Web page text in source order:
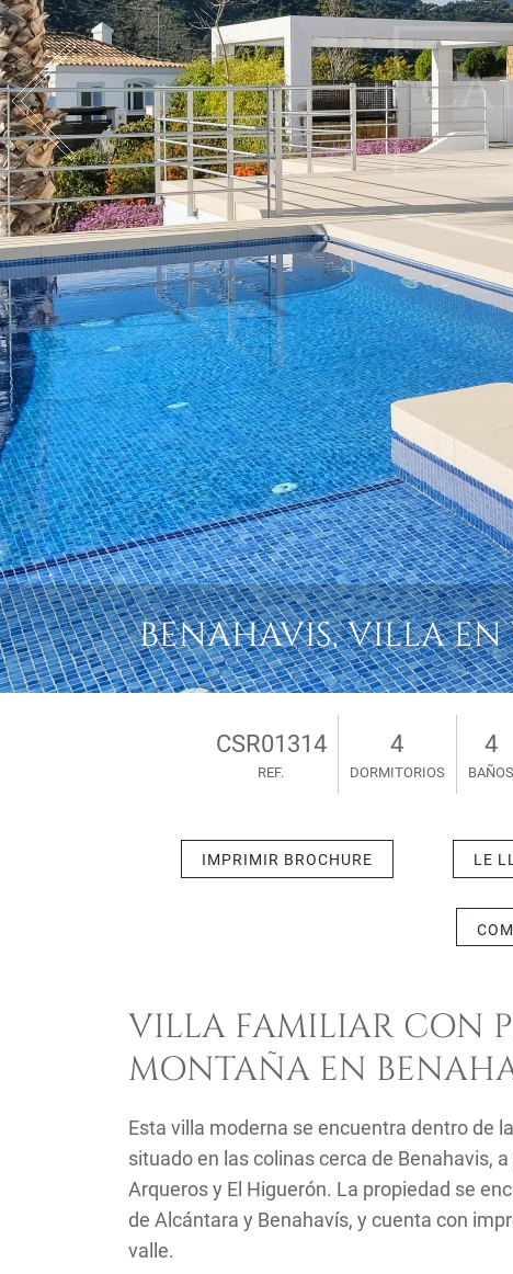
BENAHAVIS, VILLA
CSR01314
REF.
4
DORMITORIOS
4
BAÑOS
IMPRIMIR BROCHURE LE
VILLA FAMILIAR CON
MONTAÑA EN
Esta villa moderna se encuentra dentro de
situado en las colinas cerca de Benahavis,
Arqueros y El Higuerón. La propiedad se
de Alcántara y Benahavís, y cuenta con
valle.